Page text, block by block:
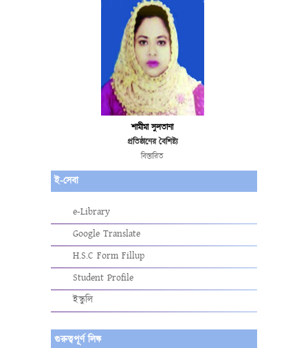
শামীমা সুলতানা
প্রতিষ্ঠানের বৈশিষ্ট্য
বিস্তারিত
ই-সেবা
e-Library
Google Translate
H.S.C Form Fillup
Student Profile
ইস্কুলি
গুরুত্বপূর্ণ লিঙ্ক